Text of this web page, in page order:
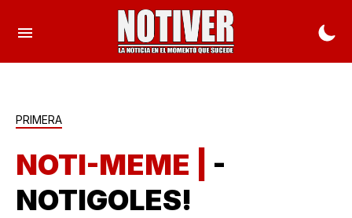
PRIMERA
NOTI-MEME | -
NOTIGOLES!